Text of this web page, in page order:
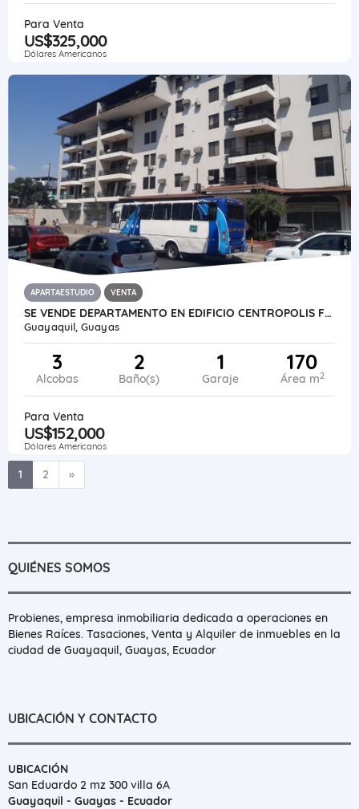
Para Venta
US$325,000
Dólares Americanos
APARTAESTUDIO VENTA
SE VENDE DEPARTAMENTO EN EDIFICIO CENTROPOLIS FRENTE A SAN MARINO
Guayaquil, Guayas
3
Alcobas
2
Baño(s)
1
Garaje
170
Área m2
Para Venta
US$152,000
Dólares Americanos
1 2 »
QUIÉNES SOMOS
Probienes, empresa inmobiliaria dedicada a operaciones en
Bienes Raíces. Tasaciones, Venta y Alquiler de inmuebles en la
ciudad de Guayaquil, Guayas, Ecuador
UBICACIÓN Y CONTACTO
UBICACIÓN
San Eduardo 2 mz 300 villa 6A
Guayaquil - Guayas - Ecuador